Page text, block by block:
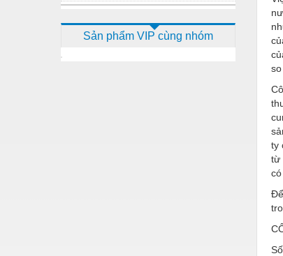
Dịch vụ - Thi công
Sản phẩm VIP cùng nhóm
ty
từ